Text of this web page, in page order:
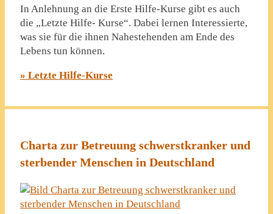
In Anlehnung an die Erste Hilfe-Kurse gibt es auch
die „Letzte Hilfe- Kurse“. Dabei lernen Interessierte,
was sie für die ihnen Nahestehenden am Ende des
Lebens tun können.
» Letzte Hilfe-Kurse
Charta zur Betreuung schwerstkranker und
sterbender Menschen in Deutschland